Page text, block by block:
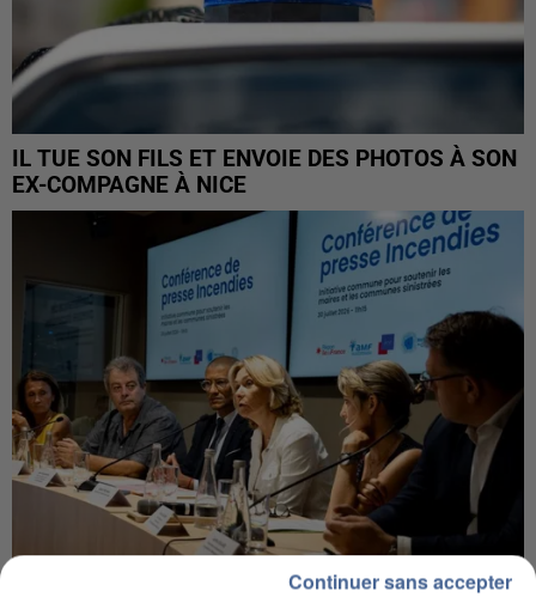
IL TUE SON FILS ET ENVOIE DES PHOTOS À SON
EX-COMPAGNE À NICE
Continuer sans accepter